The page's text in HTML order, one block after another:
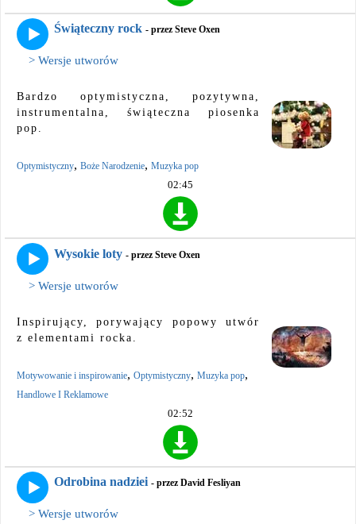
Świąteczny rock - przez Steve Oxen
> Wersje utworów
Bardzo optymistyczna, pozytywna,
instrumentalna, świąteczna piosenka
pop.
Optymistyczny, Boże Narodzenie, Muzyka pop
02:45
Wysokie loty - przez Steve Oxen
> Wersje utworów
Inspirujący, porywający popowy utwór
z elementami rocka.
Motywowanie i inspirowanie, Optymistyczny, Muzyka pop,
Handlowe I Reklamowe
02:52
Odrobina nadziei - przez David Fesliyan
> Wersje utworów